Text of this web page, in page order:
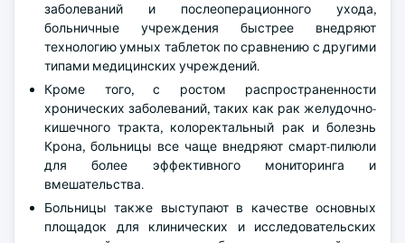
заболеваний и послеоперационного ухода,
больничные учреждения быстрее внедряют
технологию умных таблеток по сравнению с другими
типами медицинских учреждений.
Кроме того, с ростом распространенности
хронических заболеваний, таких как рак желудочно-
кишечного тракта, колоректальный рак и болезнь
Крона, больницы все чаще внедряют смарт-пилюли
для более эффективного мониторинга и
вмешательства.
Больницы также выступают в качестве основных
площадок для клинических и исследовательских